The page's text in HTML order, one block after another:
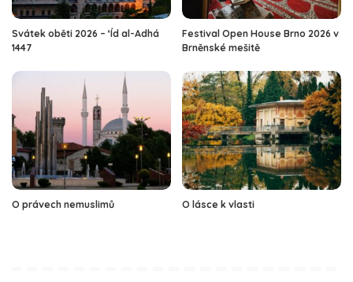
Svátek oběti 2026 – ‘Íd al-Adhá
1447
Festival Open House Brno 2026 v
Brněnské mešitě
O právech nemuslimů O lásce k vlasti